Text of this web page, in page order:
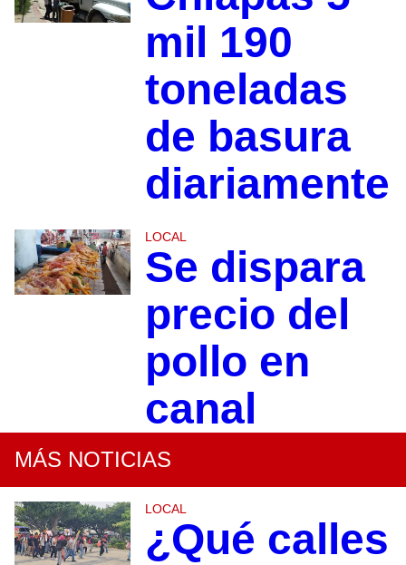
mil 190
toneladas
de basura
diariamente
LOCAL
Se dispara
precio del
pollo en
canal
MÁS NOTICIAS
LOCAL
¿Qué calles